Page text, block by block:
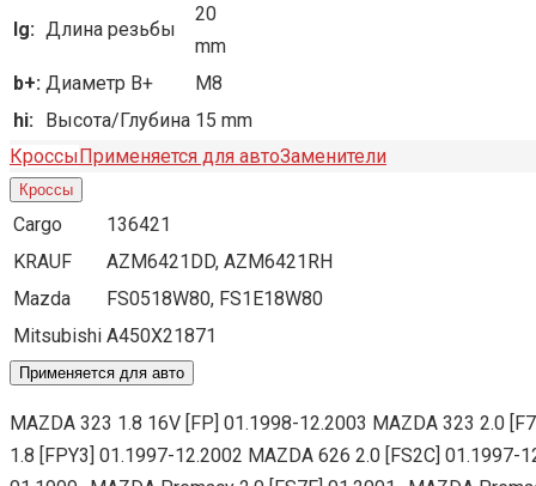
lg: Длина резьбы
20
mm
b+: Диаметр B+
M8
hi: Высота/Глубина 15 mm
КроссыПрименяется для автоЗаменители
Кроссы
Cargo
136421
KRAUF
AZM6421DD, AZM6421RH
Mazda
FS0518W80, FS1E18W80
Mitsubishi A450X21871
Применяется для авто
MAZDA 323 1.8 16V [FP] 01.1998-12.2003 MAZDA 323 2.0
1.8 [FPY3] 01.1997-12.2002 MAZDA 626 2.0 [FS2C]